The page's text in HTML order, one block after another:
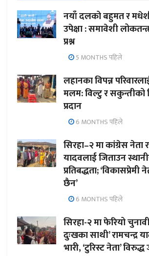
नयाँ दलको बहुमत र
उपेक्षा : समावेशी
प्रश्न
5 MONTHS पहिले
लहानका विपन्न
मलम: विल्टु र सकुन्तीको
प्रदान
6 MONTHS पहिले
सिरहा–२ मा कांग्रेस नेता
यादवलाई जिताउन
प्रतिबद्धता;
छैन’
6 MONTHS पहिले
सिरहा-२ मा फेरियो
दुःखका साथी’ रामचन्द्र
भारी, ‘टुरिस्ट नेता’